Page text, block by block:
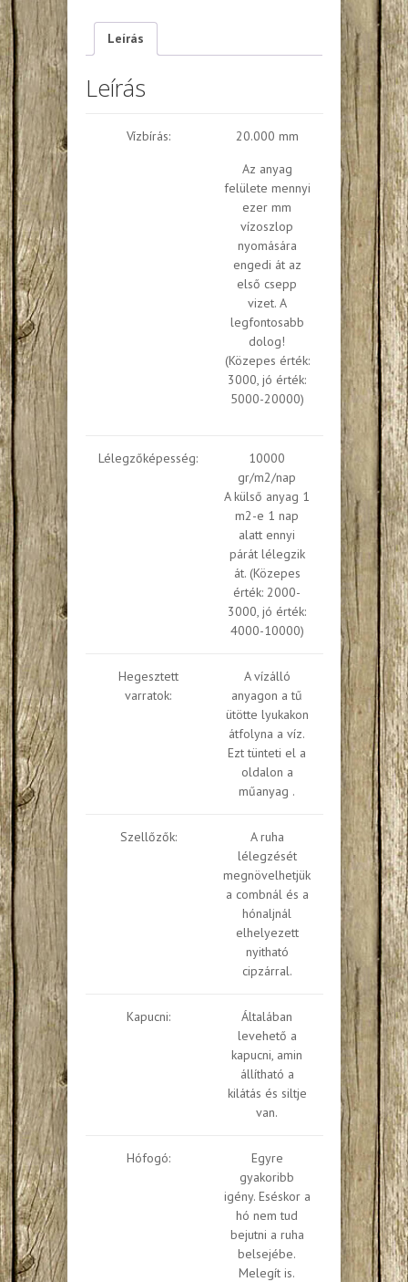
Leírás
Leírás
Vízbírás:
20.000 mm
Az anyag
felülete mennyi
ezer mm
vízoszlop
nyomására
engedi át az
első csepp
vizet. A
legfontosabb
dolog!
(Közepes érték:
3000, jó érték:
5000-20000)
Lélegzőképesség:
10000
gr/m2/nap
A külső anyag 1
m2-e 1 nap
alatt ennyi
párát lélegzik
át. (Közepes
érték: 2000-
3000, jó érték:
4000-10000)
Hegesztett
varratok:
A vízálló
anyagon a tű
ütötte lyukakon
átfolyna a víz.
Ezt tünteti el a
oldalon a
műanyag .
Szellőzők:
A ruha
lélegzését
megnövelhetjük
a combnál és a
hónaljnál
elhelyezett
nyitható
cipzárral.
Kapucni:
Általában
levehető a
kapucni, amin
állítható a
kilátás és siltje
van.
Hófogó:
Egyre
gyakoribb
igény. Eséskor a
hó nem tud
bejutni a ruha
belsejébe.
Melegít is.